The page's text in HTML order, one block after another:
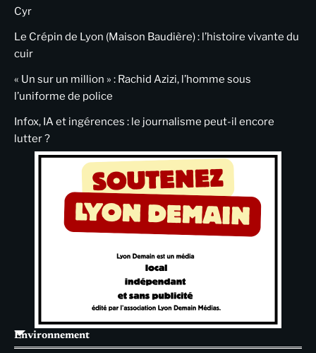
Cyr
Le Crépin de Lyon (Maison Baudière) : l’histoire vivante du
cuir
« Un sur un million » : Rachid Azizi, l’homme sous
l’uniforme de police
Infox, IA et ingérences : le journalisme peut-il encore
lutter ?
Environnement